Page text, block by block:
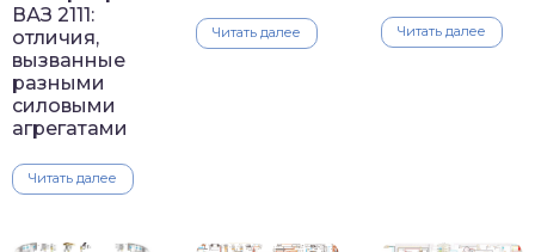
ВАЗ 2111:
отличия,
вызванные
разными
силовыми
агрегатами
Читать далее
Читать далее Читать далее